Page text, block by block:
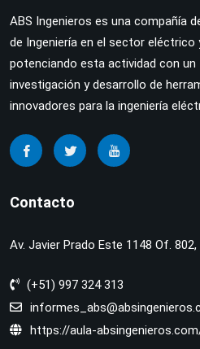
ABS Ingenieros es una compañía
de Ingeniería en el sector eléctrico
potenciando esta actividad con un
investigación y desarrollo de
innovadores para la ingeniería
Contacto
Av. Javier Prado Este 1148 Of.
(+51) 997 324 313
https://aula-